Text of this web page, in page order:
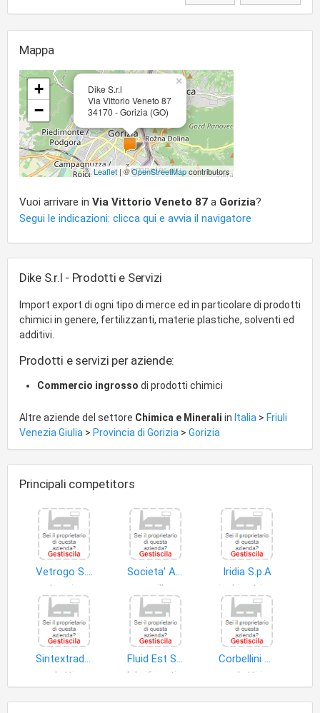
Mappa
Dike S.r.l
Via Vittorio Veneto 87
34170 - Gorizia (GO)
×
+
−
Leaflet | ©OpenStreetMapcontributors
Vuoi arrivare in Via Vittorio Veneto 87 a Gorizia?
Segui le indicazioni: clicca qui e avvia il navigatore
Dike S.r.l - Prodotti e Servizi
Import export di ogni tipo di merce ed in particolare di prodotti
chimici in genere, fertilizzanti, materie plastiche, solventi ed
additivi.
Prodotti e servizi per aziende:
Commercio ingrosso di prodotti chimici
Altre aziende del settore Chimica e Minerali in Italia > Friuli
Venezia Giulia > Provincia di Gorizia > Gorizia
Principali competitors
Vetrogo S.r.l
vetro piano
Societa' Autotrasporti Venturini S.a.s
argilla
Iridia S.p.A
Sintextrade S.r.l
Fluid Est S.r.l
Corbellini S.p.A. Sistemi e Componenti Antiusura